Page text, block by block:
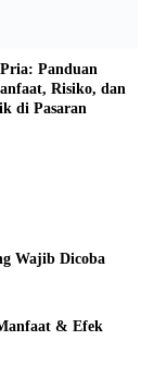
Panduan
Risiko, dan
di Pasaran
Wajib Dicoba
& Efek